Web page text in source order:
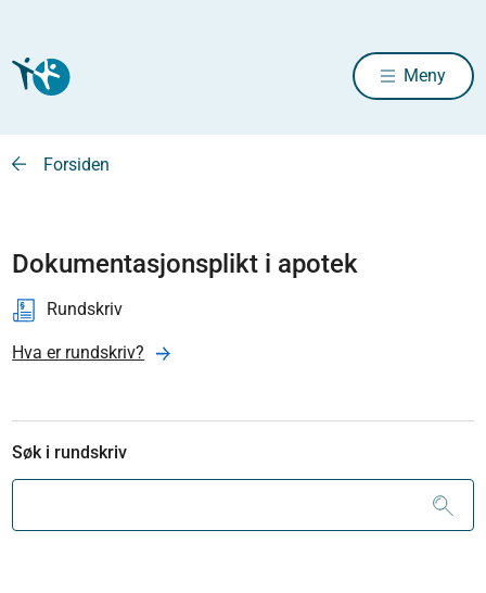
Meny
Forsiden
Dokumentasjonsplikt i apotek
Rundskriv
Hva er rundskriv?
Søk i rundskriv